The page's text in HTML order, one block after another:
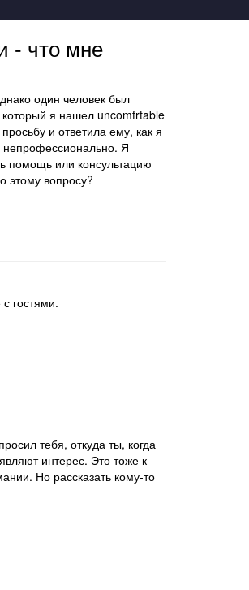
- что мне
один человек был
я нашел uncomfrtable
и ответила ему, как я
непрофессионально. Я
помощь или консультацию
этому вопросу?
гостями.
тебя, откуда ты, когда
интерес. Это тоже к
Но рассказать кому-то